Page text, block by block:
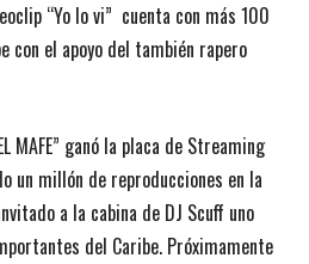
“Yo lo vi” cuenta con más 100
con el apoyo del también rapero
MAFE” ganó la placa de Streaming
un millón de reproducciones en la
a la cabina de DJ Scuff uno
del Caribe. Próximamente